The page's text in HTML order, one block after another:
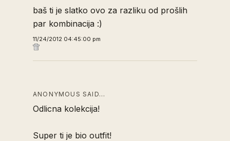
baš ti je slatko ovo za razliku od prošlih
par kombinacija :)
11/24/2012 04:45:00 pm
ANONYMOUS SAID…
Odlicna kolekcija!
Super ti je bio outfit!